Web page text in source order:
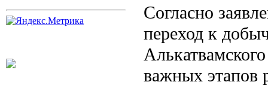
Согласно
переход к
важных этапов